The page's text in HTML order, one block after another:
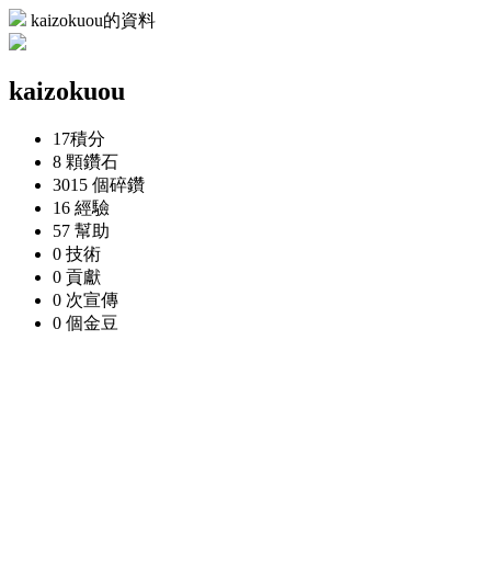
kaizokuou的資料
kaizokuou
17積分
8 顆鑽石
3015 個碎鑽
16 經驗
57 幫助
0 技術
0 貢獻
0 次宣傳
0 個金豆